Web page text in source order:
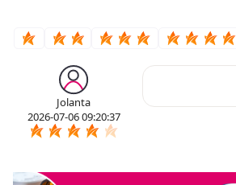
Jolanta
2026-07-06 09:20:37